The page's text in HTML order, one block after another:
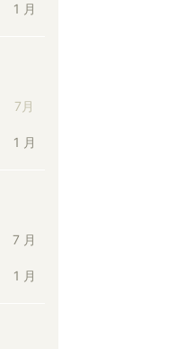
1 月
7月
1 月
7 月
1 月